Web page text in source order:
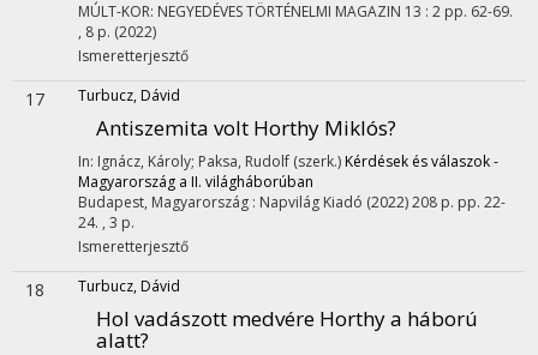
MÚLT-KOR: NEGYEDÉVES TÖRTÉNELMI MAGAZIN 13 : 2 pp. 62-69.
, 8 p. (2022)
Ismeretterjesztő
17 Turbucz, Dávid
Antiszemita volt Horthy Miklós?
In: Ignácz, Károly; Paksa, Rudolf (szerk.) Kérdések és válaszok -
Magyarország a II. világháborúban
Budapest, Magyarország : Napvilág Kiadó (2022)208 p. pp. 22-
24. , 3 p.
Ismeretterjesztő
18 Turbucz, Dávid
Hol vadászott medvére Horthy a háború
alatt?